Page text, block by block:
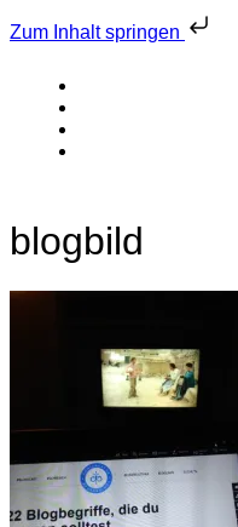
Zum Inhalt springen
blogbild